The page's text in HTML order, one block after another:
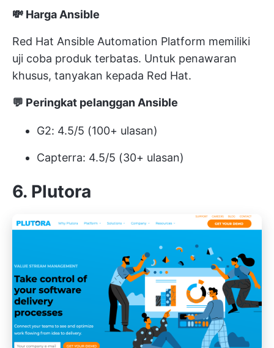
💸 Harga Ansible
Red Hat Ansible Automation Platform memiliki
uji coba produk terbatas. Untuk penawaran
khusus, tanyakan kepada Red Hat.
💬 Peringkat pelanggan Ansible
G2: 4.5/5 (100+ ulasan)
Capterra: 4.5/5 (30+ ulasan)
6. Plutora